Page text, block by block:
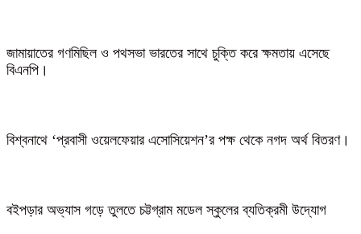
জামায়াতের গণমিছিল ও পথসভা ভারতের সাথে চুক্তি করে ক্ষমতায় এসেছে
বিএনপি।
বিশ্বনাথে ‘প্রবাসী ওয়েলফেয়ার এসোসিয়েশন’র পক্ষ থেকে নগদ অর্থ বিতরণ।
বইপড়ার অভ্যাস গড়ে তুলতে চট্টগ্রাম মডেল স্কুলের ব্যতিক্রমী উদ্যোগ